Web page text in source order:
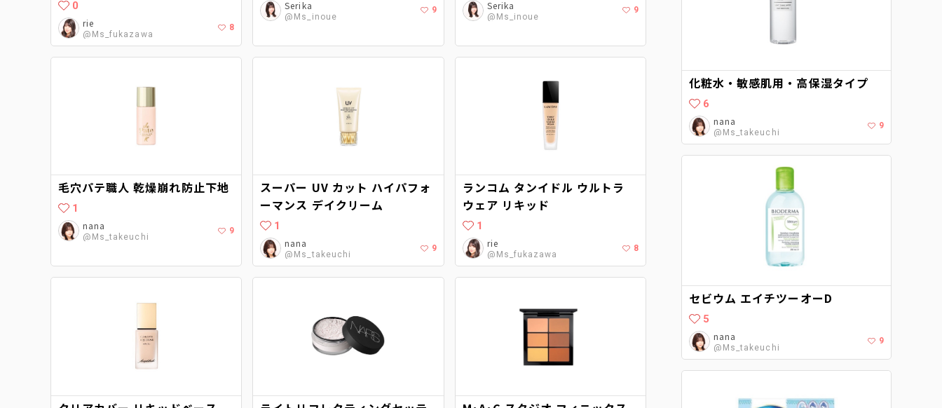
0
rie
@Ms_fukazawa
8
Serika
@Ms_inoue
9 Serika
@Ms_inoue
9
毛穴パテ職人 乾燥崩れ防止下地
1
nana
@Ms_takeuchi
9
スーパー UV カット ハイパフォ
ーマンス デイクリーム
1
nana
@Ms_takeuchi
9
ランコム タンイドル ウルトラ
ウェア リキッド
1
rie
@Ms_fukazawa
8
化粧水・敏感肌用・高保湿タイプ
6
nana
@Ms_takeuchi
9
セビウム エイチツーオーD
5
nana
@Ms_takeuchi
9